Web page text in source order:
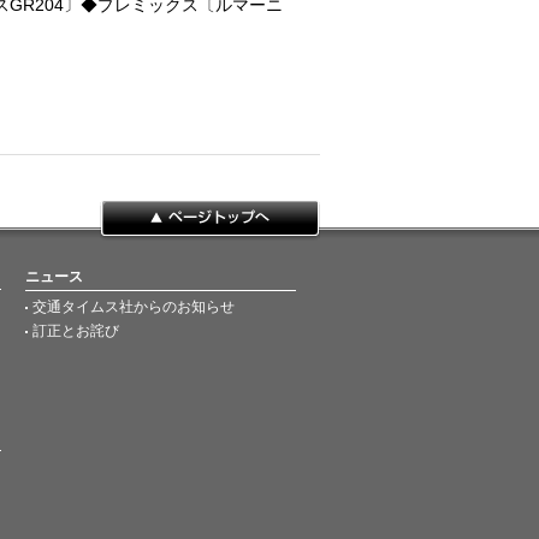
〕◆プレミックス〔ルマーニ
ニュース
交通タイムス社からのお知らせ
訂正とお詫び